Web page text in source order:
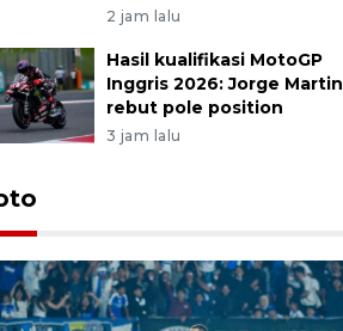
2 jam lalu
Hasil kualifikasi MotoGP
Inggris 2026: Jorge Martin
rebut pole position
3 jam lalu